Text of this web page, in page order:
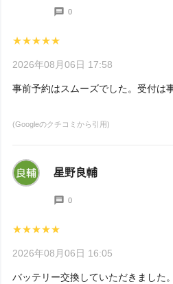
0
★★★★★
2026年08月06日 17:58
事前予約はスムーズでした。受付は
(Googleのクチコミから引用)
星野良輔
0
★★★★★
2026年08月06日 16:05
バッテリー交換していただきました